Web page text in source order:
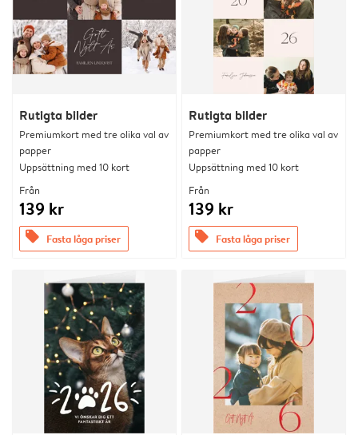
Rutigta bilder
Premiumkort med tre olika val av
papper
Uppsättning med 10 kort
Från
139 kr
offers Fasta låga priser
Rutigta bilder
Premiumkort med tre olika val av
papper
Uppsättning med 10 kort
Från
139 kr
offers Fasta låga priser